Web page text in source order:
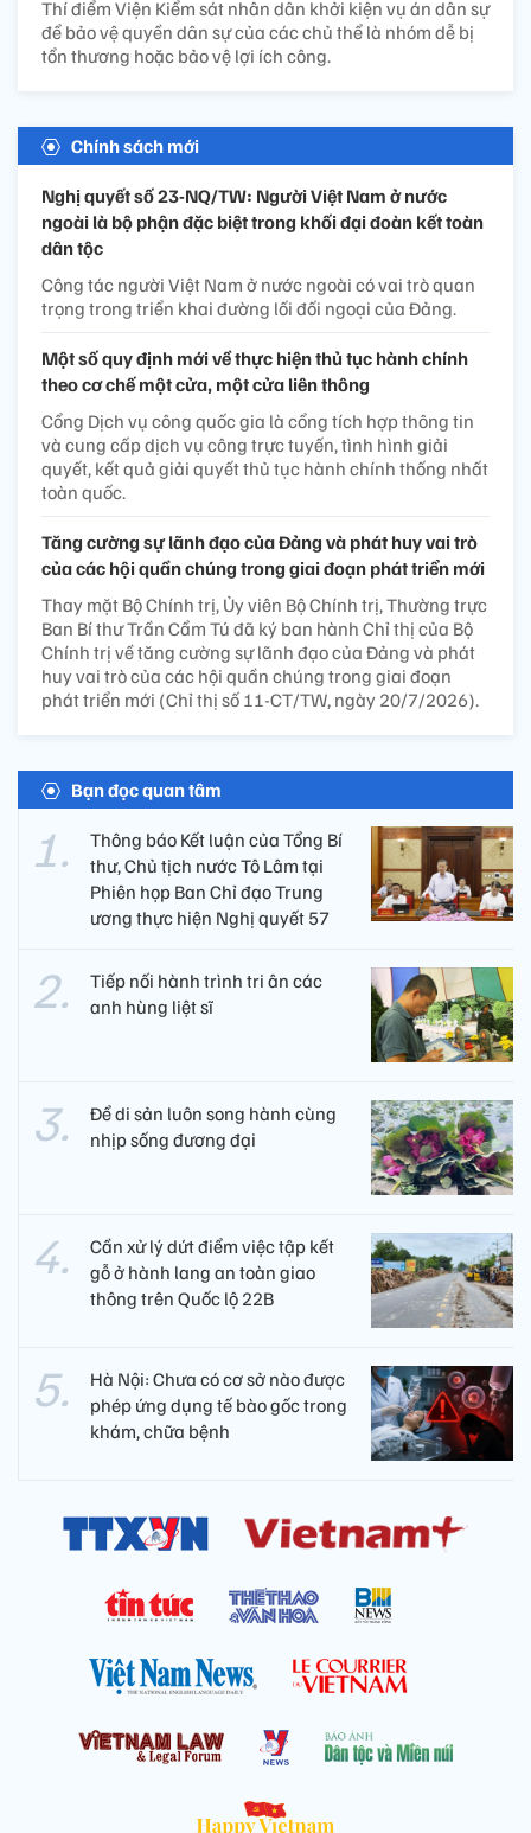
Thí điểm Viện Kiểm sát nhân dân khởi kiện vụ án dân sự
để bảo vệ quyền dân sự của các chủ thể là nhóm dễ bị
tổn thương hoặc bảo vệ lợi ích công.
Chính sách mới
Nghị quyết số 23-NQ/TW: Người Việt Nam ở nước
ngoài là bộ phận đặc biệt trong khối đại đoàn kết toàn
dân tộc
Công tác người Việt Nam ở nước ngoài có vai trò quan
trọng trong triển khai đường lối đối ngoại của Đảng.
Một số quy định mới về thực hiện thủ tục hành chính
theo cơ chế một cửa, một cửa liên thông
Cổng Dịch vụ công quốc gia là cổng tích hợp thông tin
và cung cấp dịch vụ công trực tuyến, tình hình giải
quyết, kết quả giải quyết thủ tục hành chính thống nhất
toàn quốc.
Tăng cường sự lãnh đạo của Đảng và phát huy vai trò
của các hội quần chúng trong giai đoạn phát triển mới
Thay mặt Bộ Chính trị, Ủy viên Bộ Chính trị, Thường trực
Ban Bí thư Trần Cẩm Tú đã ký ban hành Chỉ thị của Bộ
Chính trị về tăng cường sự lãnh đạo của Đảng và phát
huy vai trò của các hội quần chúng trong giai đoạn
phát triển mới (Chỉ thị số 11-CT/TW, ngày 20/7/2026).
Bạn đọc quan tâm
Thông báo Kết luận của Tổng Bí
thư, Chủ tịch nước Tô Lâm tại
Phiên họp Ban Chỉ đạo Trung
ương thực hiện Nghị quyết 57
Tiếp nối hành trình tri ân các
anh hùng liệt sĩ ​
Để di sản luôn song hành cùng
nhịp sống đương đại
Cần xử lý dứt điểm việc tập kết
gỗ ở hành lang an toàn giao
thông trên Quốc lộ 22B
Hà Nội: Chưa có cơ sở nào được
phép ứng dụng tế bào gốc trong
khám, chữa bệnh